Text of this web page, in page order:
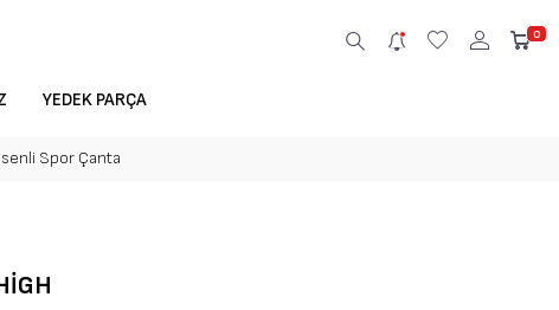
0
YEDEK PARÇA
Spor Çanta